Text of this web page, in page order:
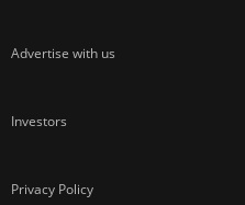
Advertise with us
Investors
Privacy Policy